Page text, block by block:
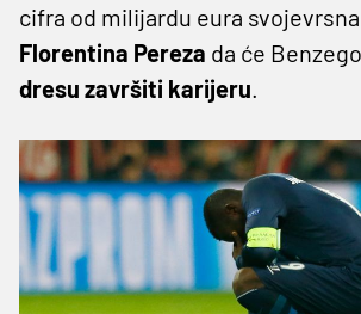
cifra od milijardu eura
Florentina Pereza da će
dresu završiti karijeru.